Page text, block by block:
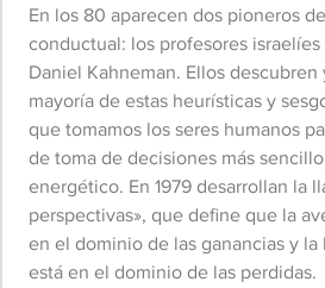
En los 80 aparecen dos pioneros
conductual: los profesores
Daniel Kahneman. Ellos
mayoría de estas heurísticas y
que tomamos los seres humanos
de toma de decisiones más
energético. En 1979 desarrollan la
perspectivas», que define que la
en el dominio de las ganancias y
está en el dominio de las perdidas.